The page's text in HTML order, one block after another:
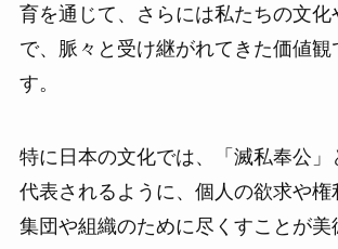
育を通じて、さらには私たちの文化
で、脈々と受け継がれてきた価値観
す。
特に日本の文化では、「滅私奉公」
代表されるように、個人の欲求や権
集団や組織のために尽くすことが美